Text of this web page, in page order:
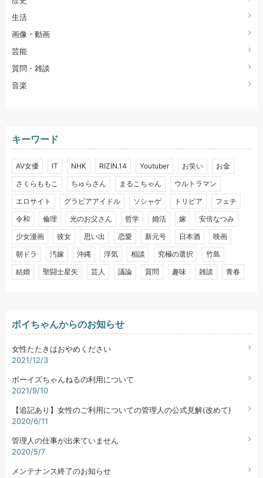
生活
画像・動画
芸能
質問・雑談
音楽
キーワード
AV女優 IT NHK RIZIN.14 Youtuber お笑い
お金
さくらももこ
ちゅらさん まるこちゃん
ウルトラマン
エロサイト
グラビアアイドル ソシャゲ トリビア
フェチ
令和
倫理 光のお父さん 哲学 婚活 嫁
安倍なつみ
少女漫画
彼女 思い出 恋愛 新元号 日本酒
映画
朝ドラ
汚嫁 沖縄 浮気 相談 究極の選択
竹島
結婚
聖闘士星矢 芸人 議論 質問 趣味 雑談 青春
ボイちゃんからのお知らせ
女性たたきはおやめください
2021/12/3
ボーイズちゃんねるの利用について
2021/9/10
【追記あり】女性のご利用についての管理人の公式見解(改めて)
2020/6/11
管理人の仕事が出来ていません
2020/5/7
メンテナンス終了のお知らせ